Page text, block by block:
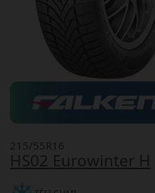
HS02 Eurowinter H
215/55R16